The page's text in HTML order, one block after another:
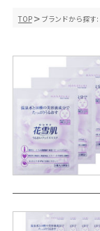
TOP ブランドから探す: